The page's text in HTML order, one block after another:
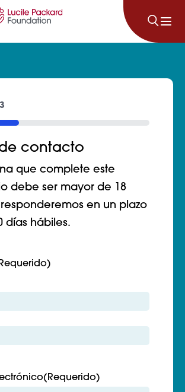
3
contacto
que complete este
debe ser mayor de 18
en un plazo
días hábiles.
(Requerido)